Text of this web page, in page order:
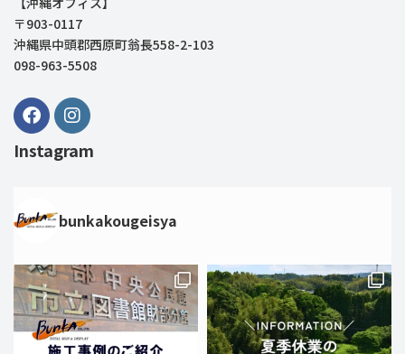
〒903-0117
沖縄県中頭郡西原町翁長558-2-103
098-963-5508
Instagram
bunkakougeisya